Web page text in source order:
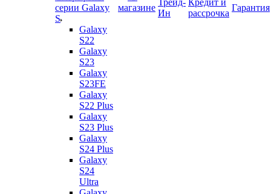
серии Galaxy
S
Galaxy
S22
Galaxy
S23
Galaxy
S23FE
Galaxy
S22 Plus
Galaxy
S23 Plus
Galaxy
S24 Plus
Galaxy
S24
Ultra
магазине
Трейд-
Ин
Кредит и
рассрочка
Гарантия